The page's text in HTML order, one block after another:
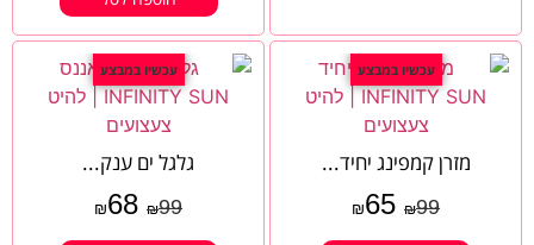
עכשיו במבצע
מזרן קמפינג יחיד...
₪99
₪65
עכשיו במבצע
גלגל ים ענק...
₪99
₪68